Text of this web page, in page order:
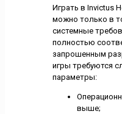
Играть в Invictus
можно только в
системные
полностью
запрошенным
игры требуются
параметры:
выше;